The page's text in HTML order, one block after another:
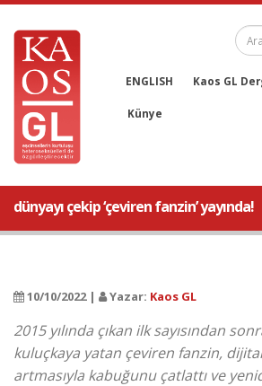
ENGLISH Kaos GL
Künye
dünyayı çekip ‘çeviren fanzin’ yayında!
10/10/2022 | Yazar: Kaos GL
2015 yılında çıkan ilk sayısından
kuluçkaya yatan çeviren fanzin,
artmasıyla kabuğunu çatlattı ve